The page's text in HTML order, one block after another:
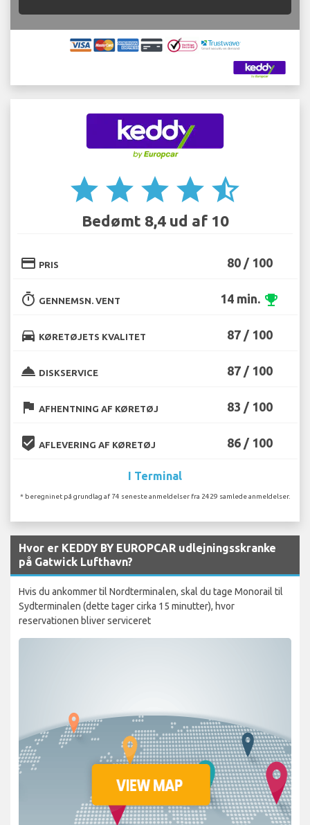
star star star star star_half
Bedømt 8,4 ud af 10
credit_card PRIS 80 / 100
timer GENNEMSN. VENT 14 min. emoji_events
directions_car KØRETØJETS KVALITET 87 / 100
room_service DISKSERVICE 87 / 100
flag AFHENTNING AF KØRETØJ 83 / 100
beenhere AFLEVERING AF KØRETØJ 86 / 100
I Terminal
* beregninet på grundlag af 74 seneste anmeldelser fra 2429 samlede anmeldelser.
Hvor er KEDDY BY EUROPCAR udlejningsskranke
på Gatwick Lufthavn?
Hvis du ankommer til Nordterminalen, skal du tage Monorail til
Sydterminalen (dette tager cirka 15 minutter), hvor
reservationen bliver serviceret